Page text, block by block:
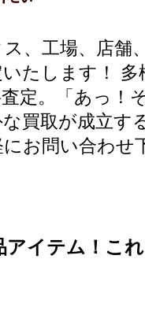
、工場、店舗
たします！ 多
定。「あっ！
買取が成立す
お問い合わせ
アイテム！こ